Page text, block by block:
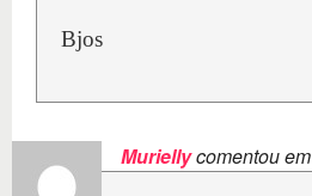
Bjos
Muriellycomentou em